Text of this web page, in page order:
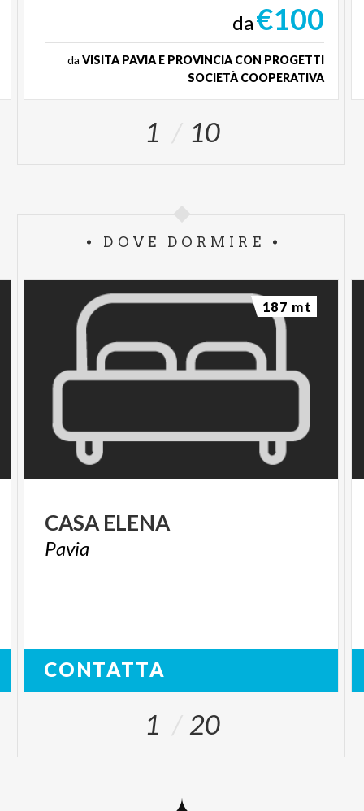
da€100
da VISITA PAVIA E PROVINCIA CON PROGETTI
SOCIETÀ COOPERATIVA
1 10
DOVE DORMIRE
CASA ELENA
Pavia
CONTATTA
187 mt
1 20